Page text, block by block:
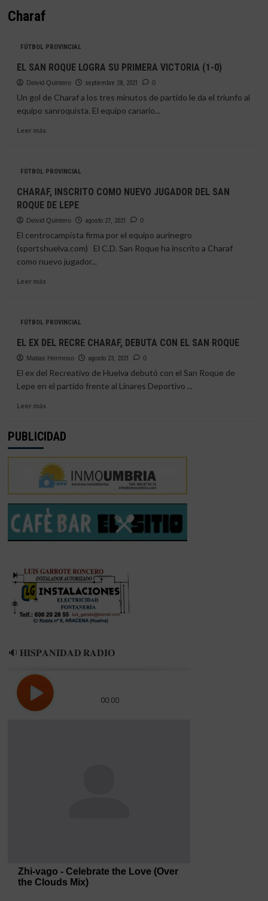
Charaf
FÚTBOL PROVINCIAL
EL SAN ROQUE LOGRA SU PRIMERA VICTORIA (1-0)
Deivid Quintero septiembre 28, 2021 0
Un gol de Charaf a los tres minutos de partido le da el triunfo al
equipo sanroquista. El equipo canario...
Leer másLeer
SAN
LOGRA
SU
PRIMERA
VICTORIA
0)
FÚTBOL PROVINCIAL
CHARAF, INSCRITO COMO NUEVO JUGADOR DEL SAN
ROQUE DE LEPE
Deivid Quintero agosto 27, 2021 0
El centrocampista firma por el equipo aurinegro
(sportshuelva.com) El C.D. San Roque ha inscrito a Charaf
como nuevo jugador...
Leer másLeer
INSCRITO
NUEVO
JUGADOR
DEL
SAN
ROQUE
DE
FÚTBOL PROVINCIAL
EL EX DEL RECRE CHARAF, DEBUTA CON EL SAN ROQUE
Matias Hermoso agosto 23, 2021 0
El ex del Recreativo de Huelva debutó con el San Roque de
Lepe en el partido frente al Linares Deportivo ...
Leer másLeer
EL
DEL
RECRE
CHARAF,
DEBUTA
CON
EL
SAN
ROQUE
PUBLICIDAD
🔉 𝐇𝐈𝐒𝐏𝐀𝐍𝐈𝐃𝐀𝐃 𝐑𝐀𝐃𝐈𝐎